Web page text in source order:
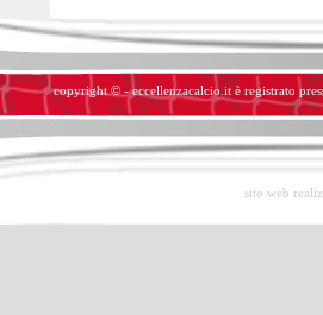
copyright © - eccellenzacalcio.it è registrato
sito web